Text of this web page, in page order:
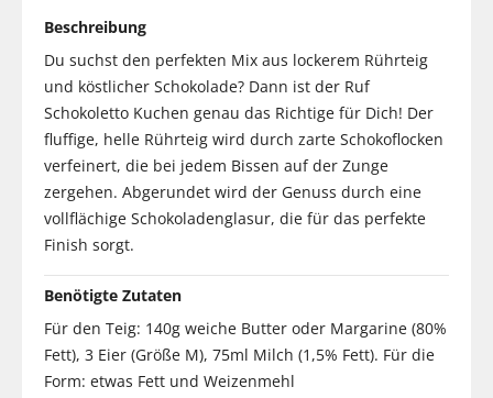
Beschreibung
Du suchst den perfekten Mix aus lockerem Rührteig
und köstlicher Schokolade? Dann ist der Ruf
Schokoletto Kuchen genau das Richtige für Dich! Der
fluffige, helle Rührteig wird durch zarte Schokoflocken
verfeinert, die bei jedem Bissen auf der Zunge
zergehen. Abgerundet wird der Genuss durch eine
vollflächige Schokoladenglasur, die für das perfekte
Finish sorgt.
Benötigte Zutaten
Für den Teig: 140g weiche Butter oder Margarine (80%
Fett), 3 Eier (Größe M), 75ml Milch (1,5% Fett). Für die
Form: etwas Fett und Weizenmehl